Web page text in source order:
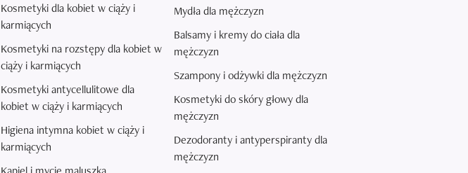
Kosmetyki dla kobiet w ciąży i
karmiących
Kosmetyki na rozstępy dla kobiet w
ciąży i karmiących
Kosmetyki antycellulitowe dla
kobiet w ciąży i karmiących
Higiena intymna kobiet w ciąży i
karmiących
Mydła dla mężczyzn
Balsamy i kremy do ciała dla
mężczyzn
Szampony i odżywki dla mężczyzn
Kosmetyki do skóry głowy dla
mężczyzn
Dezodoranty i antyperspiranty dla
mężczyzn